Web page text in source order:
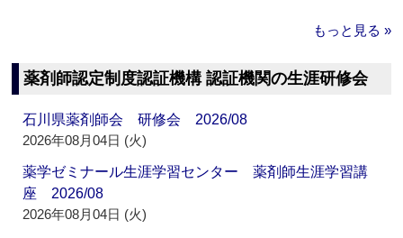
もっと見る »
薬剤師認定制度認証機構 認証機関の生涯研修会
石川県薬剤師会 研修会 2026/08
2026年08月04日 (火)
薬学ゼミナール生涯学習センター 薬剤師生涯学習講
座 2026/08
2026年08月04日 (火)